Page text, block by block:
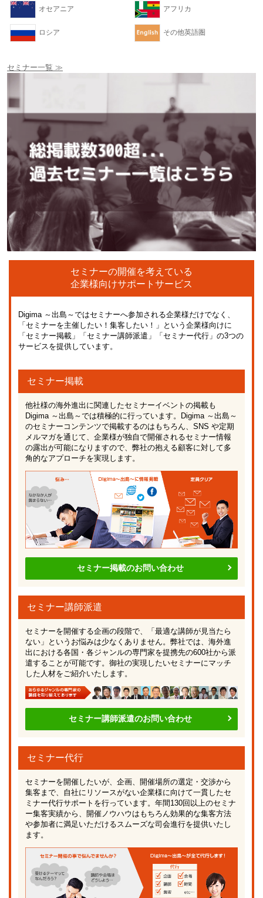
オセアニア アフリカ
ロシア その他英語圏
セミナー一覧 ≫
セミナーの開催を考えている
企業様向けサポートサービス
Digima ～出島～ではセミナーへ参加される企業様だけでなく、
「セミナーを主催したい！集客したい！」という企業様向けに
「セミナー掲載」「セミナー講師派遣」「セミナー代行」の3つの
サービスを提供しています。
セミナー掲載
他社様の海外進出に関連したセミナーイベントの掲載も
Digima ～出島～では積極的に行っています。Digima ～出島～
のセミナーコンテンツで掲載するのはもちろん、SNS や定期
メルマガを通じて、企業様が独自で開催されるセミナー情報
の露出が可能になりますので、弊社の抱える顧客に対して多
角的なアプローチを実現します。
セミナー掲載のお問い合わせ
セミナー講師派遣
セミナーを開催する企画の段階で、「最適な講師が見当たら
ない」というお悩みは少なくありません。弊社では、海外進
出における各国・各ジャンルの専門家を提携先の600社から派
遣することが可能です。御社の実現したいセミナーにマッチ
した人材をご紹介いたします。
セミナー講師派遣のお問い合わせ
セミナー代行
セミナーを開催したいが、企画、開催場所の選定・交渉から
集客まで、自社にリソースがない企業様に向けて一貫したセ
ミナー代行サポートを行っています。年間130回以上のセミナ
ー集客実績から、開催ノウハウはもちろん効果的な集客方法
や参加者に満足いただけるスムーズな司会進行を提供いたし
ます。